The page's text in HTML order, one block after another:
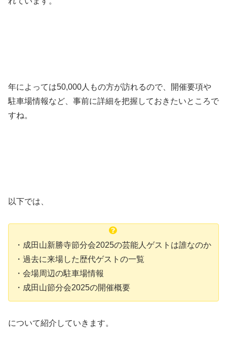
年によっては50,000人もの方が訪れるので、開催要項や
駐車場情報など、事前に詳細を把握しておきたいところで
すね。
以下では、
・成田山新勝寺節分会2025の芸能人ゲストは誰なのか
・過去に来場した歴代ゲストの一覧
・会場周辺の駐車場情報
・成田山節分会2025の開催概要
について紹介していきます。